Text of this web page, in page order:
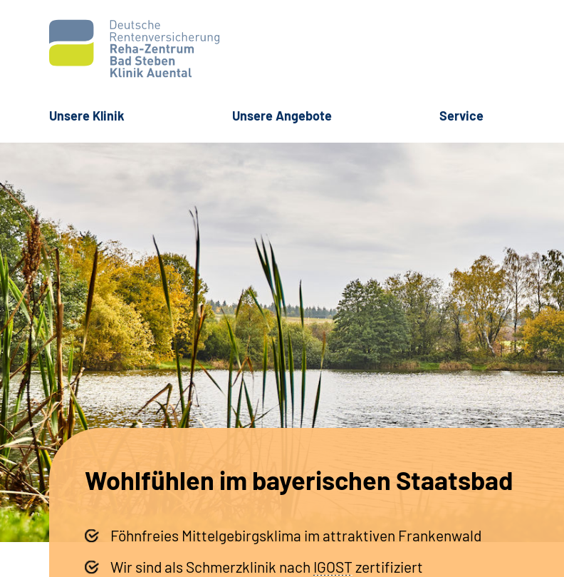
Unsere Klinik Unsere Angebote Service
Wohlfühlen im bayerischen Staatsbad
Föhnfreies Mittelgebirgsklima im attraktiven Frankenwald
Wir sind als Schmerzklinik nach IGOST zertifiziert